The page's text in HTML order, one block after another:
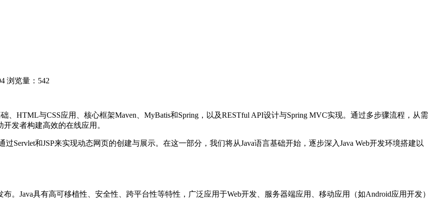
浏览量：542
、HTML与CSS应用、核心框架Maven、MyBatis和Spring，以及RESTful API设计与Spring MVC实现。通过多步骤流程，从需
发者构建高效的在线应用。
过Servlet和JSP来实现动态网页的创建与展示。在这一部分，我们将从Java语言基础开始，逐步深入Java Web开发环境搭建以
布。Java具有高可移植性、安全性、跨平台性等特性，广泛应用于Web开发、服务器端应用、移动应用（如Android应用开发）